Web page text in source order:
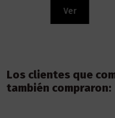
Ver
Los clientes que
también compraron: